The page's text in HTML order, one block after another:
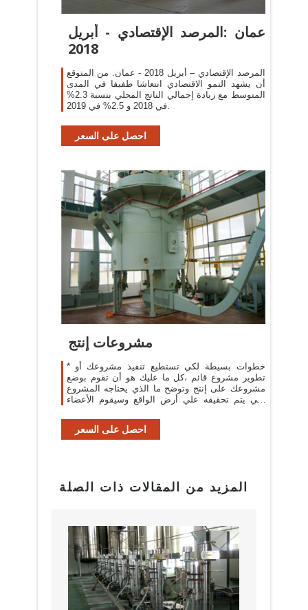
عمان :المرصد الإقتصادي - أبريل
2018
المرصد الإقتصادي – أبريل 2018 - عمان. من المتوقع
أن يشهد النمو الاقتصادي انتعاشا طفيفا في المدى
المتوسط مع زيادة إجمالي الناتج المحلي بنسبة 2.3%
في 2018 و 2.5% في 2019.
احصل على السعر
مشروعات إنتج
* خطوات بسيطة لكي تستطيع تنفيذ مشروعك أو
تطوير مشروع قائم ،كل ما عليك هو أن تقوم بوضع
مشروعك على إنتج وتوضح ما الذي يحتاجه المشروع
لكي يتم تحقيقه علي أرض الواقع وسيقوم الأعضاء
احصل على السعر
المزيد من المقالات ذات الصلة